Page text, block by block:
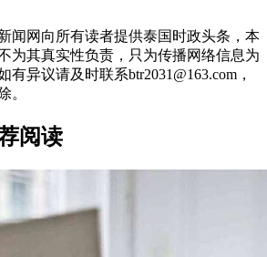
闻网向所有读者提供泰国时政头条，本
为其真实性负责，只为传播网络信息为
有异议请及时联系btr2031@163.com，
。
阅读